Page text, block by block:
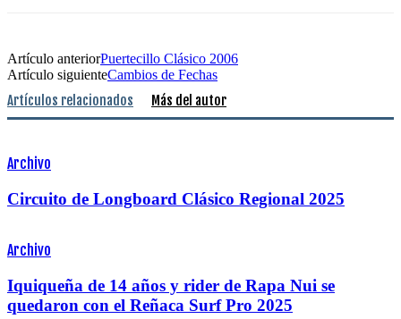
Artículo anteriorPuertecillo Clásico 2006
Artículo siguienteCambios de Fechas
Artículos relacionados Más del autor
Archivo
Circuito de Longboard Clásico Regional 2025
Archivo
Iquiqueña de 14 años y rider de Rapa Nui se
quedaron con el Reñaca Surf Pro 2025